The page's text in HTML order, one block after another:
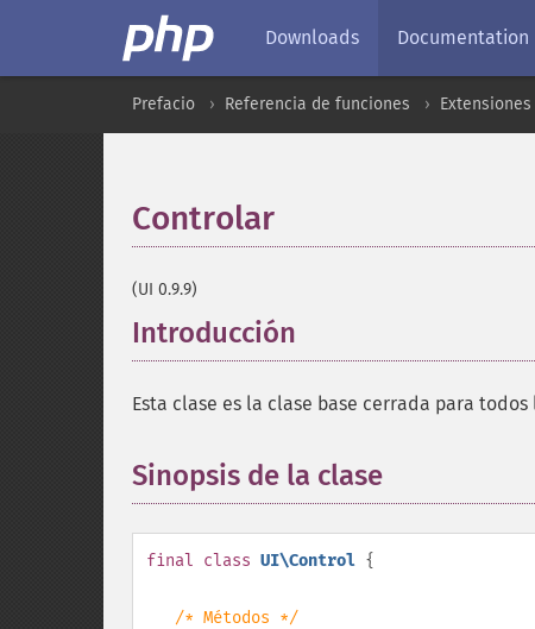
Downloads Documentation
Prefacio Referencia de funciones Extensiones
Controlar
(UI 0.9.9)
Introducción
Esta clase es la clase base cerrada para
Sinopsis de la clase
final class UI\Control {
/* Métodos */